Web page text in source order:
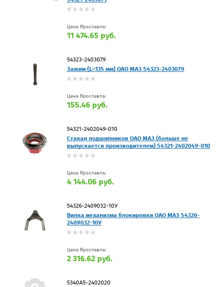
Цена Ярославль:
11 474.65 руб.
54323-2403079
Зажим (L=135 мм) ОАО МАЗ 54323-2403079
Цена Ярославль:
155.46 руб.
54321-2402049-010
Стакан подшипников ОАО МАЗ (больше не
выпускается производителем) 54321-2402049-010
Цена Ярославль:
4 144.06 руб.
54326-2409032-10У
Вилка механизма блокировки ОАО МАЗ 54326-
2409032-10У
Цена Ярославль:
2 316.62 руб.
5340А5-2402020